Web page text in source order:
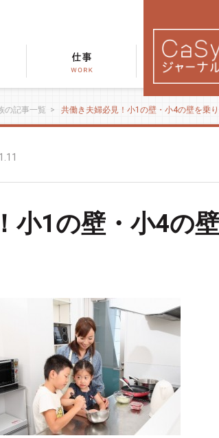
の記事一覧 > 共働き夫婦必見！小1の壁・小4の壁を乗
小1の壁・小4の